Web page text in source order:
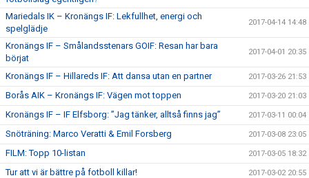
Mariedals IK – Kronängs IF: Lekfullhet, energi och
spelglädje
2017-04-14 14:48
Kronängs IF – Smålandsstenars GOIF: Resan har bara
börjat
2017-04-01 20:35
Kronängs IF – Hillareds IF: Att dansa utan en partner 2017-03-26 21:53
Borås AIK – Kronängs IF: Vägen mot toppen 2017-03-20 21:03
Kronängs IF – IF Elfsborg: ”Jag tänker, alltså finns jag” 2017-03-11 00:04
Snöträning: Marco Veratti & Emil Forsberg 2017-03-08 23:05
FILM: Topp 10-listan 2017-03-05 18:32
Tur att vi är bättre på fotboll killar! 2017-03-02 20:55